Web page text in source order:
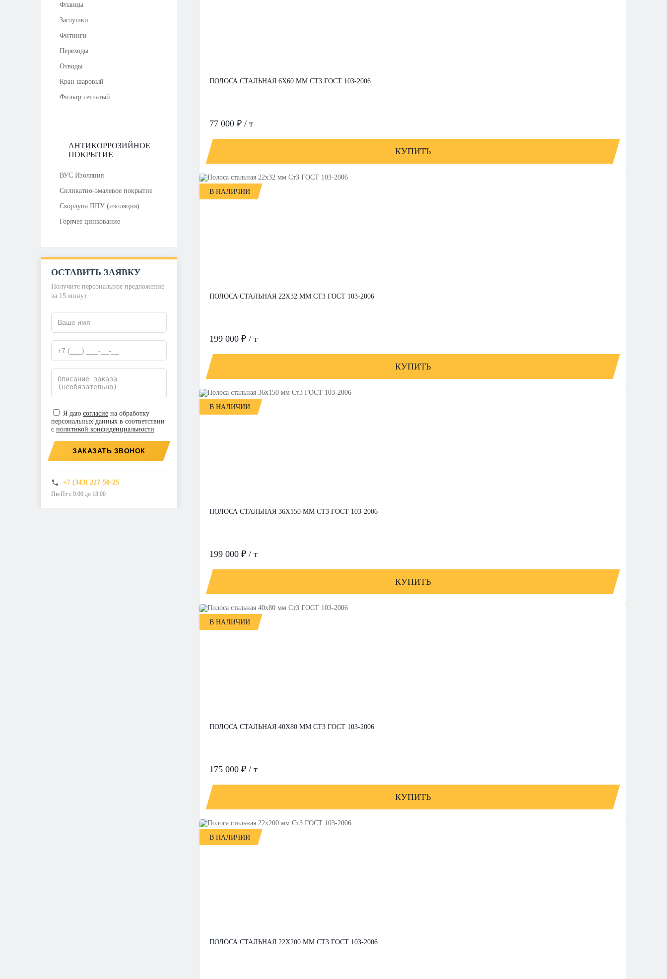
Фланцы
Заглушки
Фитинги
Переходы
Отводы
Кран шаровый
Фильтр сетчатый
АНТИКОРРОЗИЙНОЕ
ПОКРЫТИЕ
ВУС Изоляция
Силикатно-эмалевое покрытие
Скорлупа ППУ (изоляция)
Горячее цинкование
ОСТАВИТЬ ЗАЯВКУ
Получите персональное предложение
за 15 минут
Я даю согласие на обработку
персональных данных в соответствии
с политикой конфиденциальности
ЗАКАЗАТЬ ЗВОНОК
+7 (343) 227-50-25
Пн-Пт с 9:00 до 18:00
ПОЛОСА СТАЛЬНАЯ 6Х60 ММ СТ3 ГОСТ 103-2006
77 000 ₽ / т
КУПИТЬ
В НАЛИЧИИ
ПОЛОСА СТАЛЬНАЯ 22Х32 ММ СТ3 ГОСТ 103-2006
199 000 ₽ / т
КУПИТЬ
В НАЛИЧИИ
ПОЛОСА СТАЛЬНАЯ 36Х150 ММ СТ3 ГОСТ 103-2006
199 000 ₽ / т
КУПИТЬ
В НАЛИЧИИ
ПОЛОСА СТАЛЬНАЯ 40Х80 ММ СТ3 ГОСТ 103-2006
175 000 ₽ / т
КУПИТЬ
В НАЛИЧИИ
ПОЛОСА СТАЛЬНАЯ 22Х200 ММ СТ3 ГОСТ 103-2006